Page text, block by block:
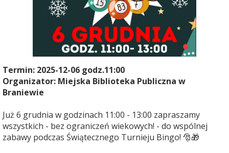
Termin: 2025-12-06 godz.11:00
Organizator: Miejska Biblioteka Publiczna w
Braniewie
Już 6 grudnia w godzinach 11:00 - 13:00 zapraszamy
wszystkich - bez ograniczeń wiekowych! - do wspólnej
zabawy podczas Świątecznego Turnieju Bingo! 🎅🎁